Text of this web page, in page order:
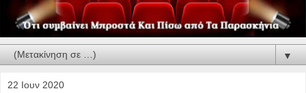
▼
22 Ιουν 2020